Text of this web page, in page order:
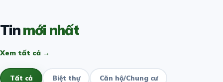
Tinmới nhất
Xem tất cả →
Tất cả Biệt thự Căn hộ/Chung cư